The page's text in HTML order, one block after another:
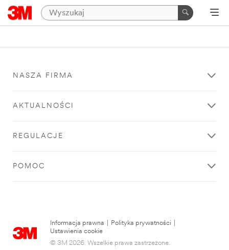
NASZA FIRMA
AKTUALNOŚCI
REGULACJE
POMOC
Informacja prawna Polityka prywatności
Ustawienia cookie
© 3M 2026. Wszelkie prawa zastrzeżone.